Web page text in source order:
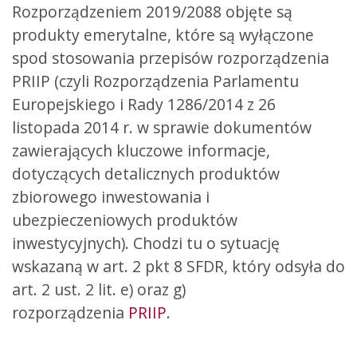
Rozporządzeniem 2019/2088 objęte są
produkty emerytalne, które są wyłączone
spod stosowania przepisów rozporządzenia
PRIIP (czyli Rozporządzenia Parlamentu
Europejskiego i Rady 1286/2014 z 26
listopada 2014 r. w sprawie dokumentów
zawierających kluczowe informacje,
dotyczących detalicznych produktów
zbiorowego inwestowania i
ubezpieczeniowych produktów
inwestycyjnych). Chodzi tu o sytuację
wskazaną w art. 2 pkt 8 SFDR, który odsyła do
art. 2 ust. 2 lit. e) oraz g)
rozporządzenia PRIIP.